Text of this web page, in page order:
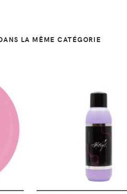
LA MÊME CATÉGORIE
DÉTAILS